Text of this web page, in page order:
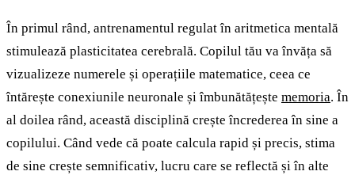
În primul rând, antrenamentul regulat în aritmetica mentală
stimulează plasticitatea cerebrală. Copilul tău va învăța să
vizualizeze numerele și operațiile matematice, ceea ce
întărește conexiunile neuronale și îmbunătățește memoria. În
al doilea rând, această disciplină crește încrederea în sine a
copilului. Când vede că poate calcula rapid și precis, stima
de sine crește semnificativ, lucru care se reflectă și în alte